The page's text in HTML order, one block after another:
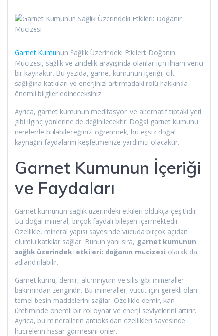
Garnet Kumunun Sağlık Üzerindeki Etkileri: Doğanın
Mucizesi, sağlık ve zindelik arayışında olanlar için ilham verici
bir kaynaktır. Bu yazıda, garnet kumunun içeriği, cilt
sağlığına katkıları ve enerjinizi artırmadaki rolü hakkında
önemli bilgiler edineceksiniz.
Ayrıca, garnet kumunun meditasyon ve alternatif tıptaki yeri
gibi ilginç yönlerine de değinilecektir. Doğal garnet kumunu
nerelerde bulabileceğinizi öğrenmek, bu eşsiz doğal
kaynağın faydalarını keşfetmenize yardımcı olacaktır.
Garnet Kumunun İçeriği
ve Faydaları
Garnet kumunun sağlık üzerindeki etkileri oldukça çeşitlidir.
Bu doğal mineral, birçok faydalı bileşen içermektedir.
Özellikle, mineral yapısı sayesinde vücuda birçok açıdan
olumlu katkılar sağlar. Bunun yanı sıra, garnet kumunun
sağlık üzerindeki etkileri: doğanın mucizesi olarak da
adlandırılabilir.
Garnet kumu, demir, alüminyum ve silis gibi mineraller
bakımından zengindir. Bu mineraller, vücut için gerekli olan
temel besin maddelerini sağlar. Özellikle demir, kan
üretiminde önemli bir rol oynar ve enerji seviyelerini artırır.
Ayrıca, bu minerallerin antioksidan özellikleri sayesinde
hücrelerin hasar görmesini önler.